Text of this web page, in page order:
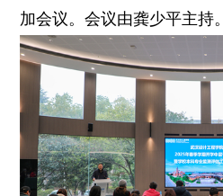
加会议。会议由龚少平主持。